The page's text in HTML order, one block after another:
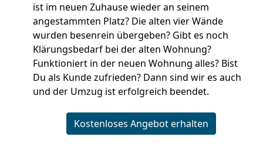
ist im neuen Zuhause wieder an seinem
angestammten Platz? Die alten vier Wände
wurden besenrein übergeben? Gibt es noch
Klärungsbedarf bei der alten Wohnung?
Funktioniert in der neuen Wohnung alles? Bist
Du als Kunde zufrieden? Dann sind wir es auch
und der Umzug ist erfolgreich beendet.
Kostenloses Angebot erhalten